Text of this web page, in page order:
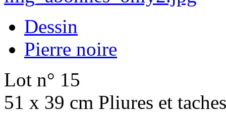
Dessin
Pierre noire
Lot n° 15
51 x 39 cm Pliures et taches